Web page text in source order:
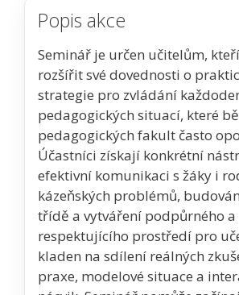
Popis akce
Seminář je určen učitelům,
rozšířit své dovednosti o
strategie pro zvládání
pedagogických situací, které
pedagogických fakult často
Účastníci získají konkrétní
efektivní komunikaci s žáky i
kázeňských problémů,
třídě a vytváření podpůrného a
respektujícího prostředí pro
kladen na sdílení reálných
praxe, modelové situace a